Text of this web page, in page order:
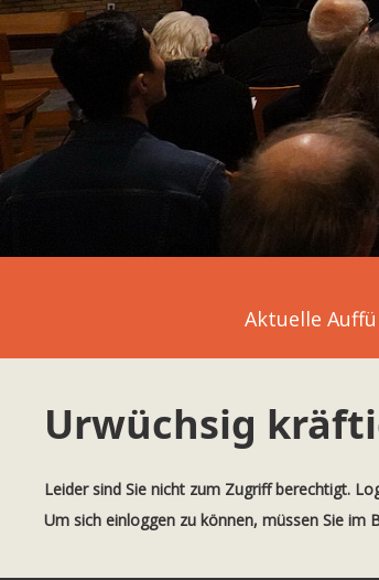
Aktuelle
Urwüchsig
Leider sind Sie nicht zum Zugriff berechtigt.
Um sich einloggen zu können, müssen Sie im